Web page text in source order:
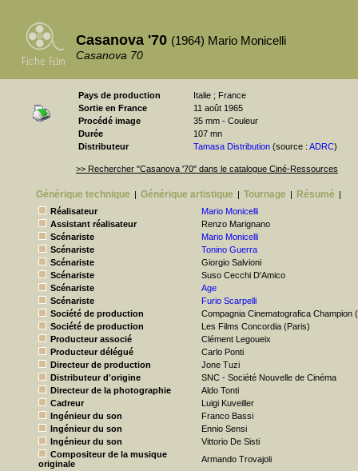
Casanova '70 (1964) Mario Monicelli
Casanova 70
Pays de production
Italie ; France
Sortie en France
11 août 1965
Procédé image
35 mm - Couleur
Durée
107 mn
Distributeur
Tamasa Distribution (source : ADRC)
>> Rechercher "Casanova '70" dans le catalogue Ciné-Ressources
Générique technique | Générique artistique | Tournage | Résumé |
Réalisateur
Mario Monicelli
Assistant réalisateur
Renzo Marignano
Scénariste
Mario Monicelli
Scénariste
Tonino Guerra
Scénariste
Giorgio Salvioni
Scénariste
Suso Cecchi D'Amico
Scénariste
Age
Scénariste
Furio Scarpelli
Société de production
Compagnia Cinematografica Champion
Société de production
Les Films Concordia (Paris)
Producteur associé
Clément Legoueix
Producteur délégué
Carlo Ponti
Directeur de production
Jone Tuzi
Distributeur d'origine
SNC - Société Nouvelle de Cinéma
Directeur de la photographie
Aldo Tonti
Cadreur
Luigi Kuveiller
Ingénieur du son
Franco Bassi
Ingénieur du son
Ennio Sensi
Ingénieur du son
Vittorio De Sisti
Compositeur de la musique
originale
Armando Trovajoli